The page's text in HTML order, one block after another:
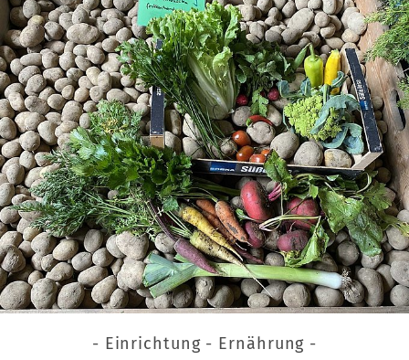
- Einrichtung - Ernährung -